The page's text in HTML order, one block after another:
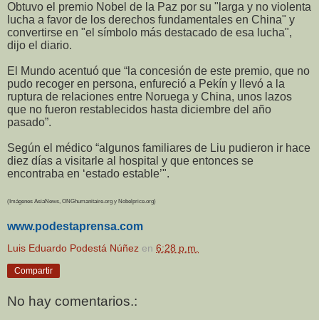
Obtuvo el premio Nobel de la Paz por su "larga y no violenta
lucha a favor de los derechos fundamentales en China" y
convertirse en "el símbolo más destacado de esa lucha",
dijo el diario.
El Mundo acentuó que “la concesión de este premio, que no
pudo recoger en persona, enfureció a Pekín y llevó a la
ruptura de relaciones entre Noruega y China, unos lazos
que no fueron restablecidos hasta diciembre del año
pasado”.
Según el médico “algunos familiares de Liu pudieron ir hace
diez días a visitarle al hospital y que entonces se
encontraba en ‘estado estable’".
(Imágenes AsiaNews, ONGhumanitaire.org y Nobelprice.org)
www.podestaprensa.com
Luis Eduardo Podestá Núñez en 6:28 p.m.
Compartir
No hay comentarios.: